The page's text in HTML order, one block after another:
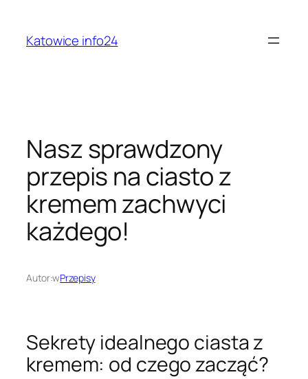
treściKatowice info24
Nasz sprawdzony
przepis na ciasto z
kremem zachwyci
każdego!
Autor:wPrzepisy
Sekrety idealnego ciasta z
kremem: od czego zacząć?